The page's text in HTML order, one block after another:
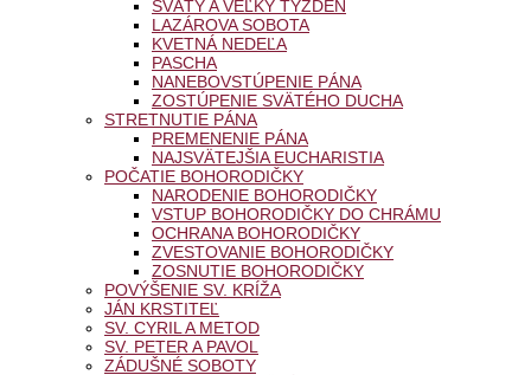
SVÄTÝ A VEĽKÝ TÝŽDEŇ
LAZÁROVA SOBOTA
KVETNÁ NEDEĽA
PASCHA
NANEBOVSTÚPENIE PÁNA
ZOSTÚPENIE SVÄTÉHO DUCHA
STRETNUTIE PÁNA
PREMENENIE PÁNA
NAJSVÄTEJŠIA EUCHARISTIA
POČATIE BOHORODIČKY
NARODENIE BOHORODIČKY
VSTUP BOHORODIČKY DO CHRÁMU
OCHRANA BOHORODIČKY
ZVESTOVANIE BOHORODIČKY
ZOSNUTIE BOHORODIČKY
POVÝŠENIE SV. KRÍŽA
JÁN KRSTITEĽ
SV. CYRIL A METOD
SV. PETER A PAVOL
ZÁDUŠNÉ SOBOTY